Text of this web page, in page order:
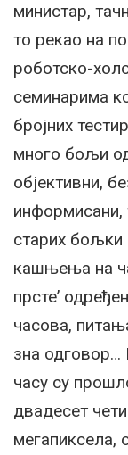
министар,
то рекао на
роботско-
семинарима
бројних
много бољи
објективни,
информисани,
старих бољки
кашњења на
прсте’
часова,
зна
часу су
двадесет
мегапиксела,